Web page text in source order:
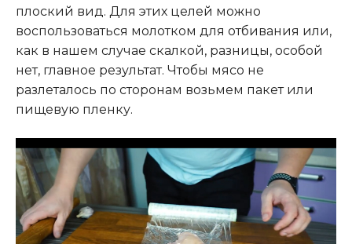
плоский вид. Для этих целей можно
воспользоваться молотком для отбивания или,
как в нашем случае скалкой, разницы, особой
нет, главное результат. Чтобы мясо не
разлеталось по сторонам возьмем пакет или
пищевую пленку.